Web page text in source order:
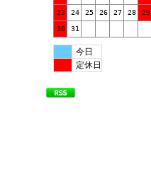
23 24 25 26 27 28 29
30 31
今日
定休日